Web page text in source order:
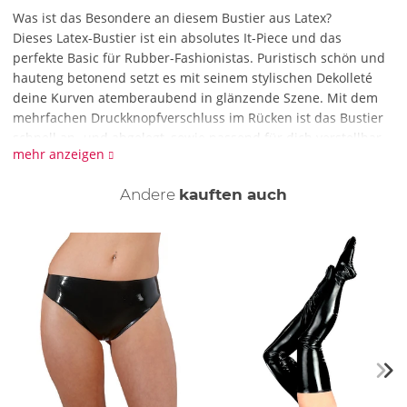
Was ist das Besondere an diesem Bustier aus Latex?
Dieses Latex-Bustier ist ein absolutes It-Piece und das
perfekte Basic für Rubber-Fashionistas. Puristisch schön und
hauteng betonend setzt es mit seinem stylischen Dekolleté
deine Kurven atemberaubend in glänzende Szene. Mit dem
mehrfachen Druckknopfverschluss im Rücken ist das Bustier
schnell an- und abgelegt, sowie passend für dich verstellbar.
Du kannst das Bustier für deine alltäglichen Latexfeelings als
oder zum Rock als Fashion-Statement für deinen Clubbing-
Was muss ich bei dem Bustier aus Latex beachten?
Latex reagiert empfindlich auf Sonnenlicht, zu viel direktes
Sonnenlicht macht es stumpf und bleicht es aus. Vorsichtig
mit spitzen Gegenständen (z. B. Fingernägel, Schmuck) - Latex
ist zwar durch seine Elastizität sehr robust, allerdings reicht
ein kleines Loch um es zum Reißen zu bringen. Fette, Parfums,
Öle und einige Metalle (z. B. Kupfer, Messing, Bronze )
reagieren mit Latex, daher sollte der unmittelbare Kontakt
mehr anzeigen
Andere kauften auch